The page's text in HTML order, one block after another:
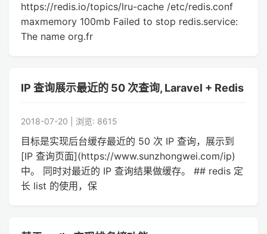
https://redis.io/topics/lru-cache /etc/redis.conf
maxmemory 100mb Failed to stop redis.service:
The name org.fr
IP 查询展示最近的 50 次查询, Laravel + Redis
2018-07-20 | 浏览: 8615
目标是实现后台缓存最近的 50 次 IP 查询，展示到
[IP 查询页面](https://www.sunzhongwei.com/ip)
中。 同时对最近的 IP 查询结果做缓存。 ## redis 定
长 list 的使用，保